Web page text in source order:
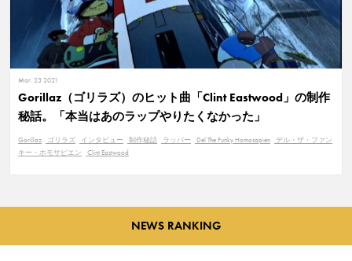
Mar. 23 2021
Gorillaz（ゴリラズ）のヒット曲「Clint Eastwood」の制作
秘話。「本当はあのラップやりたくなかった」
Gorillaz ゴリラズ インタビュー 制作秘話 ラッパー Del The Funky Homosapien デル・ザ・ファン
キー・ホモサピエン
Clint Eastwood
NEWS RANKING